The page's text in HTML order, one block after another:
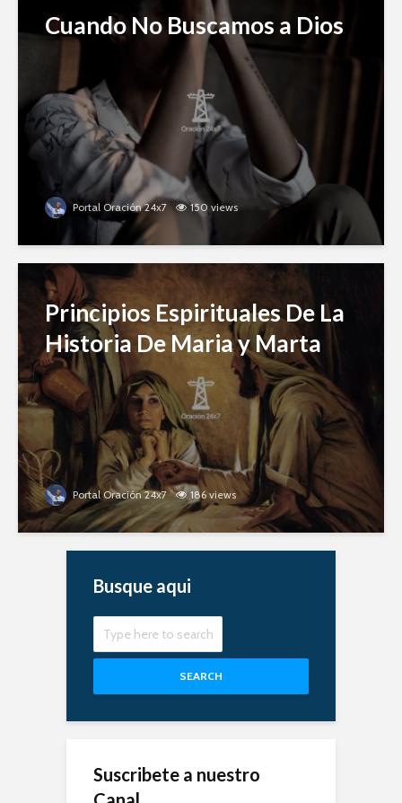
Cuando No Buscamos a Dios
Portal Oración 24x7 150 views
Principios Espirituales De La
Historia De Maria y Marta
Portal Oración 24x7 186 views
Busque aqui
SEARCH
Suscribete a nuestro